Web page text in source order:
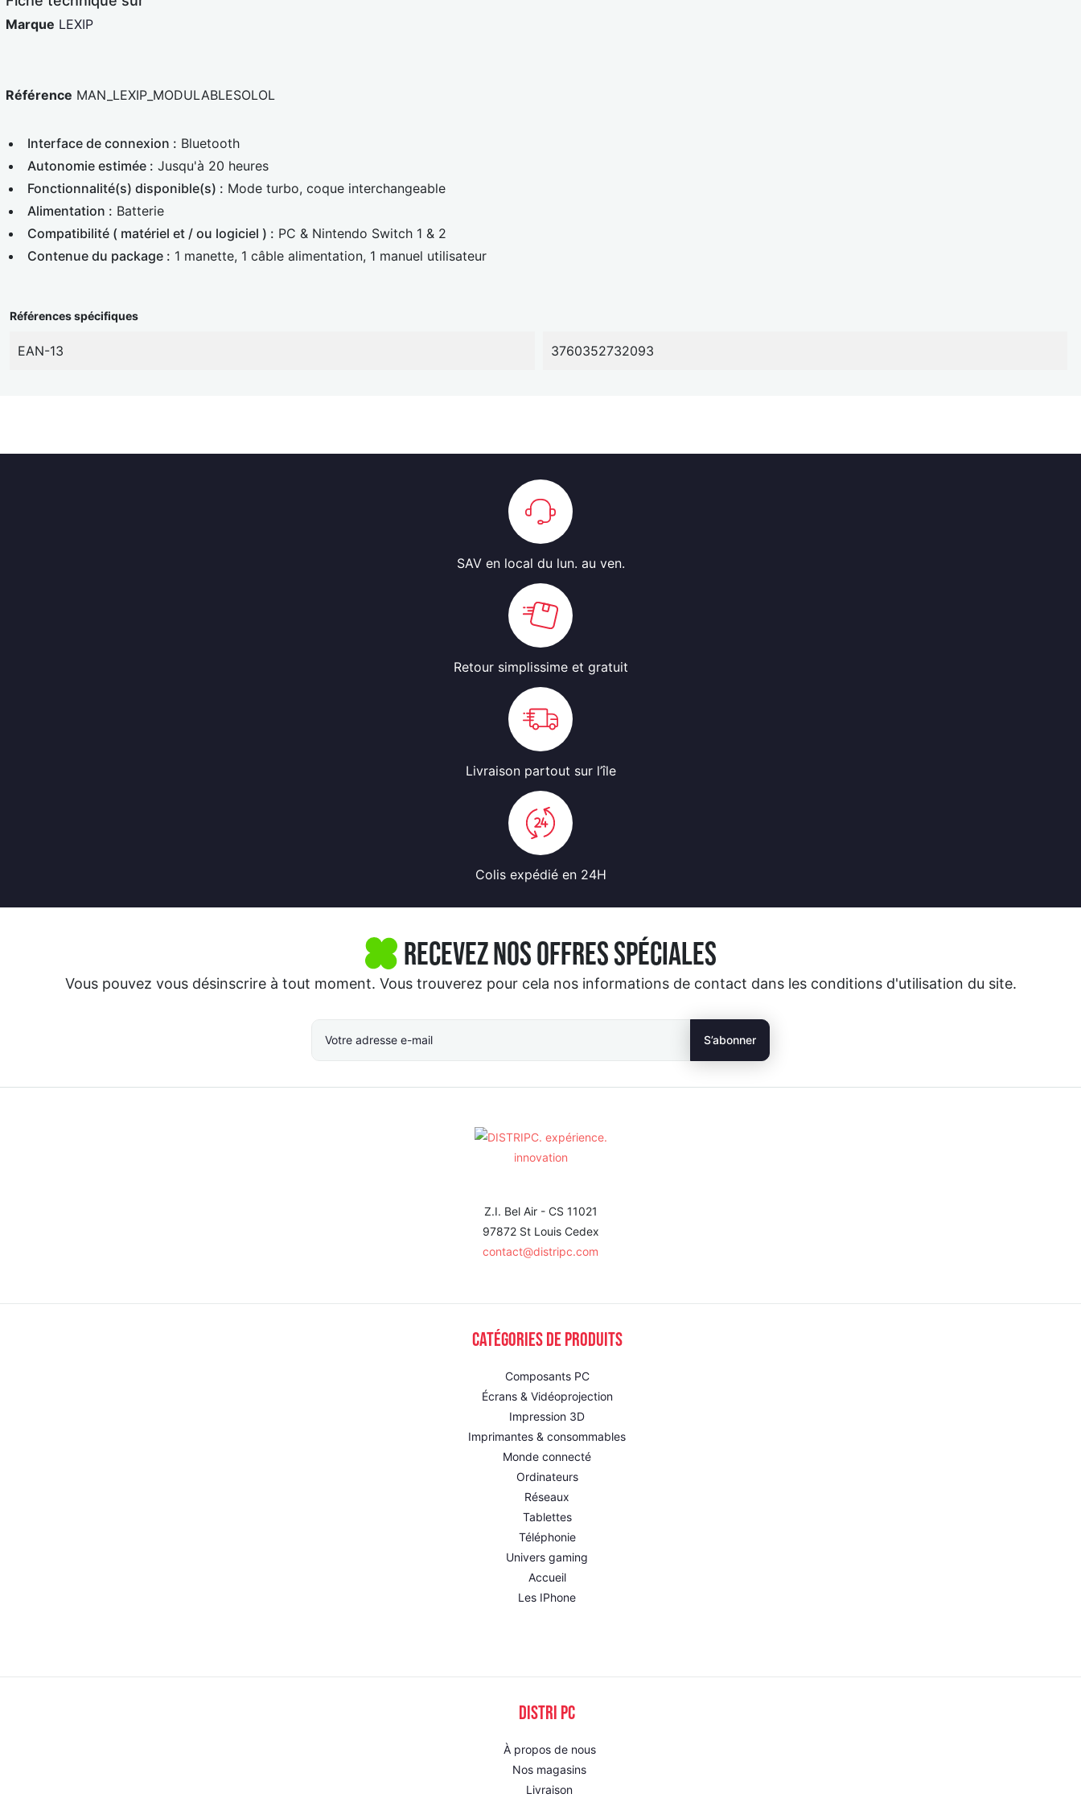
Marque LEXIP
Référence MAN_LEXIP_MODULABLESOLOL
Interface de connexion : Bluetooth
Autonomie estimée : Jusqu'à 20 heures
Fonctionnalité(s) disponible(s) : Mode turbo, coque interchangeable
Alimentation : Batterie
Compatibilité ( matériel et / ou logiciel ) : PC & Nintendo Switch 1 & 2
Contenue du package : 1 manette, 1 câble alimentation, 1 manuel utilisateur
Références spécifiques
EAN-13 3760352732093
SAV en local du lun. au ven.
Retour simplissime et gratuit
Livraison partout sur l’île
Colis expédié en 24H
Recevez nos offres spéciales
Vous pouvez vous désinscrire à tout moment. Vous trouverez pour cela nos informations de contact dans les conditions d'utilisation du site.
Z.I. Bel Air - CS 11021
97872 St Louis Cedex
contact@distripc.com
Catégories de produits
Composants PC
Écrans & Vidéoprojection
Impression 3D
Imprimantes & consommables
Monde connecté
Ordinateurs
Réseaux
Tablettes
Téléphonie
Univers gaming
Accueil
Les IPhone
DISTRI PC
À propos de nous
Nos magasins
Livraison